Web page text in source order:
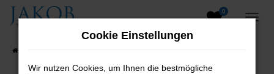
Zum
0
Cookie Einstellungen
Wir nutzen Cookies, um Ihnen die bestmögliche